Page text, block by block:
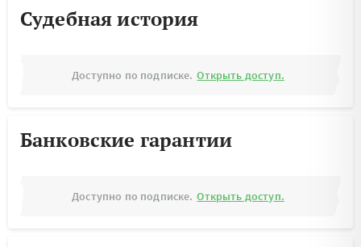
Судебная история
Доступно по подписке. Открыть доступ.
Банковские гарантии
Доступно по подписке. Открыть доступ.